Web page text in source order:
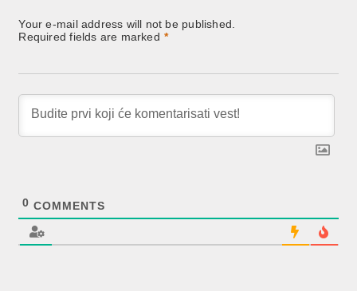
Your e-mail address will not be published.
Required fields are marked *
0 COMMENTS